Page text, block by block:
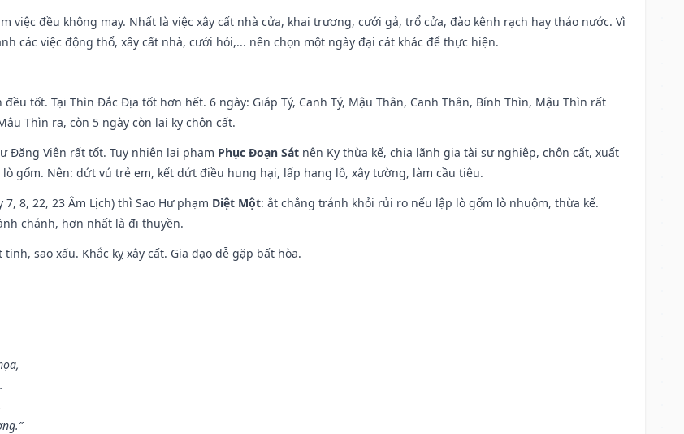
việc đều không may. Nhất là việc xây cất nhà cửa, khai trương, cưới gả, trổ cửa, đào kênh rạch hay tháo nước. Vì
các việc động thổ, xây cất nhà, cưới hỏi,... nên chọn một ngày đại cát khác để thực hiện.
đều tốt. Tại Thìn Đắc Địa tốt hơn hết. 6 ngày: Giáp Tý, Canh Tý, Mậu Thân, Canh Thân, Bính Thìn, Mậu Thìn rất
Thìn ra, còn 5 ngày còn lại kỵ chôn cất.
Đăng Viên rất tốt. Tuy nhiên lại phạm Phục Đoạn Sát nên Kỵ thừa kế, chia lãnh gia tài sự nghiệp, chôn cất, xuất
gốm. Nên: dứt vú trẻ em, kết dứt điều hung hại, lấp hang lỗ, xây tường, làm cầu tiêu.
8, 22, 23 Âm Lịch) thì Sao Hư phạm Diệt Một: ắt chẳng tránh khỏi rủi ro nếu lập lò gốm lò nhuộm, thừa kế.
chánh, hơn nhất là đi thuyền.
sao xấu. Khắc kỵ xây cất. Gia đạo dễ gặp bất hòa.